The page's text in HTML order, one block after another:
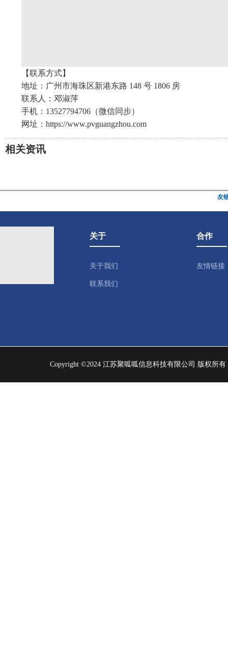
【联系方式】
地址：广州市海珠区新港东路 148 号 1806 房
联系人：邓淑萍
手机：13527794706（微信同步）
网址：https://www.pvguangzhou.com
相关资讯
友
关于
关于我们
联系我们
合作
友情链接
Copyright ©2024 江苏聚呱呱信息科技有限公司 版权所有